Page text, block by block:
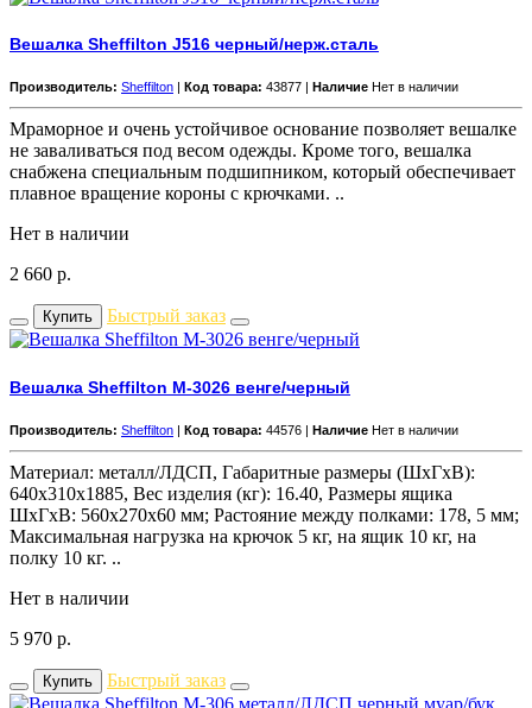
Вешалка Sheffilton J516 черный/нерж.сталь
Производитель: Sheffilton Код товара: 43877 | Наличие Нет в наличии
Мраморное и очень устойчивое основание позволяет вешалке
не заваливаться под весом одежды. Кроме того, вешалка
снабжена специальным подшипником, который обеспечивает
плавное вращение короны с крючками. ..
Нет в наличии
2 660 р.
Купить Быстрый заказ
Вешалка Sheffilton M-3026 венге/черный
Производитель: Sheffilton | Код товара: 44576 | Наличие Нет в наличии
Материал: металл/ЛДСП, Габаритные размеры (ШхГхВ):
640x310x1885, Вес изделия (кг): 16.40, Размеры ящика
ШхГхВ: 560х270х60 мм; Растояние между полками: 178, 5 мм;
Максимальная нагрузка на крючок 5 кг, на ящик 10 кг, на
полку 10 кг. ..
Нет в наличии
5 970 р.
Купить Быстрый заказ